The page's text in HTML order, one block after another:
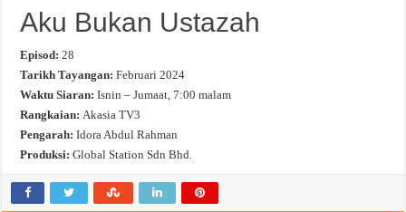
Aku Bukan Ustazah
Episod:28
Tarikh Tayangan: Februari 2024
Waktu Siaran: Isnin – Jumaat, 7:00 malam
Rangkaian: Akasia TV3
Pengarah: Idora Abdul Rahman
Produksi: Global Station Sdn Bhd.